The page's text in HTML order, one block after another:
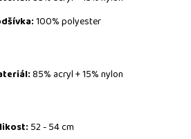
100% polyester
85% acryl + 15% nylon
52 - 54 cm